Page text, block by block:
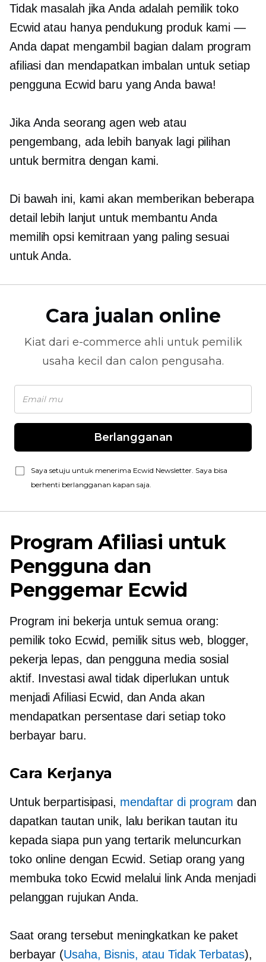
Tidak masalah jika Anda adalah pemilik toko
Ecwid atau hanya pendukung produk kami —
Anda dapat mengambil bagian dalam program
afiliasi dan mendapatkan imbalan untuk setiap
pengguna Ecwid baru yang Anda bawa!
Jika Anda seorang agen web atau
pengembang, ada lebih banyak lagi pilihan
untuk bermitra dengan kami.
Di bawah ini, kami akan memberikan beberapa
detail lebih lanjut untuk membantu Anda
memilih opsi kemitraan yang paling sesuai
untuk Anda.
Cara jualan online
Kiat dari e-commerce ahli untuk pemilik
usaha kecil dan calon pengusaha.
Berlangganan
Saya setuju untuk menerima Ecwid Newsletter. Saya bisa
berhenti berlangganan kapan saja.
Program Afiliasi untuk
Pengguna dan
Penggemar Ecwid
Program ini bekerja untuk semua orang:
pemilik toko Ecwid, pemilik situs web, blogger,
pekerja lepas, dan pengguna media sosial
aktif. Investasi awal tidak diperlukan untuk
menjadi Afiliasi Ecwid, dan Anda akan
mendapatkan persentase dari setiap toko
berbayar baru.
Cara Kerjanya
Untuk berpartisipasi, mendaftar di program dan
dapatkan tautan unik, lalu berikan tautan itu
kepada siapa pun yang tertarik meluncurkan
toko online dengan Ecwid. Setiap orang yang
membuka toko Ecwid melalui link Anda menjadi
pelanggan rujukan Anda.
Saat orang tersebut meningkatkan ke paket
berbayar (Usaha, Bisnis, atau Tidak Terbatas),